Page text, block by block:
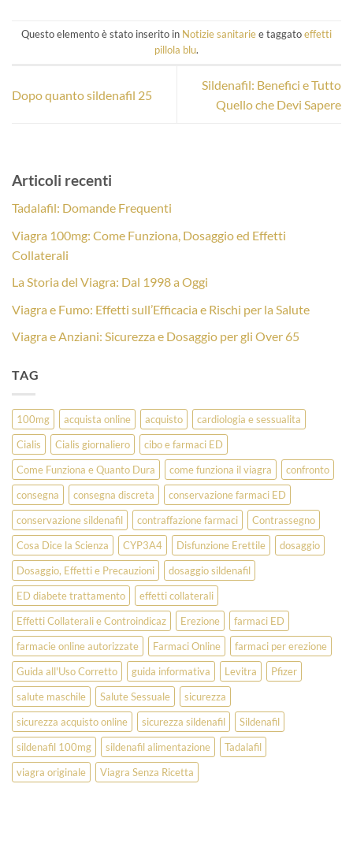
Questo elemento è stato inserito in Notizie sanitariee taggatoeffetti
pillola blu.
Dopo quanto sildenafil 25
Sildenafil: Benefici e Tutto
Quello che Devi Sapere
Articoli recenti
Tadalafil: Domande Frequenti
Viagra 100mg: Come Funziona, Dosaggio ed Effetti
Collaterali
La Storia del Viagra: Dal 1998 a Oggi
Viagra e Fumo: Effetti sull’Efficacia e Rischi per la Salute
Viagra e Anziani: Sicurezza e Dosaggio per gli Over 65
TAG
100mg acquista online acquisto
cardiologia e sessualita
Cialis
Cialis giornaliero
cibo e farmaci ED
Come Funziona e Quanto Dura
come funziona il viagra
confronto
consegna
consegna discreta
conservazione farmaci ED
conservazione sildenafil
contraffazione farmaci
Contrassegno
Cosa Dice la Scienza
CYP3A4 Disfunzione Erettile
dosaggio
Dosaggio, Effetti e Precauzioni
dosaggio sildenafil
ED diabete trattamento
effetti collaterali
Effetti Collaterali e Controindicaz
Erezione
farmaci ED
farmacie online autorizzate
Farmaci Online
farmaci per erezione
Guida all'Uso Corretto
guida informativa Levitra
Pfizer
salute maschile
Salute Sessuale
sicurezza
sicurezza acquisto online
sicurezza sildenafil
Sildenafil
sildenafil 100mg
sildenafil alimentazione
Tadalafil
viagra originale
Viagra Senza Ricetta